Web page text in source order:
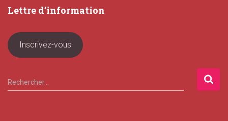
Lettre d’information
Inscrivez-vous
R
e
Rechercher…